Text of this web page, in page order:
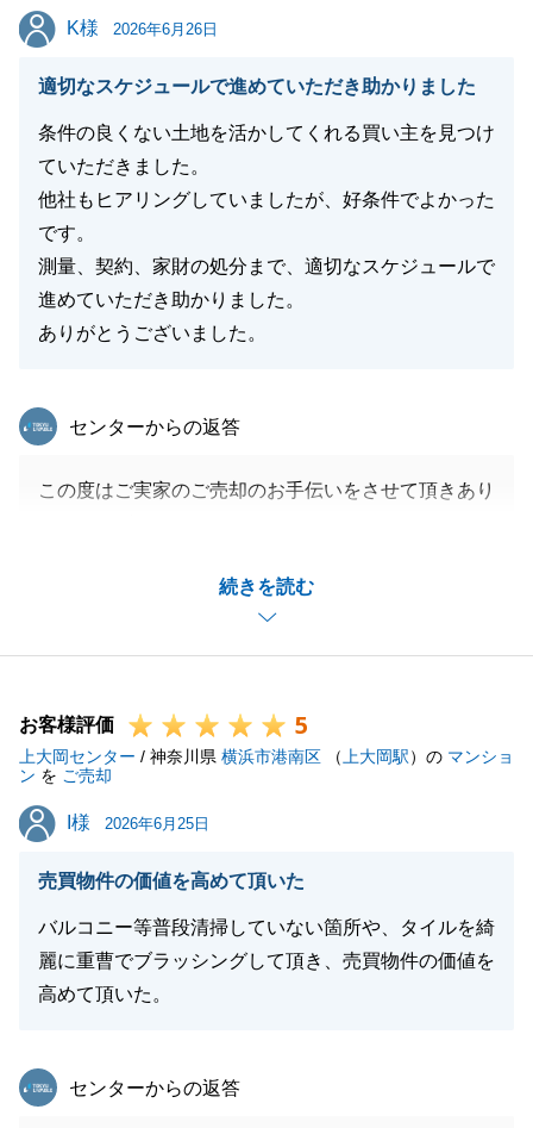
K様
K様 2026年6月26日
適切なスケジュールで進めていただき助かりました
条件の良くない土地を活かしてくれる買い主を見つけ
ていただきました。
他社もヒアリングしていましたが、好条件でよかった
です。
測量、契約、家財の処分まで、適切なスケジュールで
進めていただき助かりました。
ありがとうございました。
続きを読む
東急リバブル
センターからの返答
この度はご実家のご売却のお手伝いをさせて頂きあり
いて頂く回数や移動距離については特に腐心してまい
りましたので、お言葉頂戴できてよかったと思ってお
ります。
軽にお声掛けくださいませ。
お客様評価 5
上大岡センター / 神奈川県 横浜市港南区 （ 上大岡駅）の マンショ
ン を ご売却
I様
I様 2026年6月25日
売買物件の価値を高めて頂いた
バルコニー等普段清掃していない箇所や、タイルを綺
麗に重曹でブラッシングして頂き、売買物件の価値を
高めて頂いた。
東急リバブル
センターからの返答